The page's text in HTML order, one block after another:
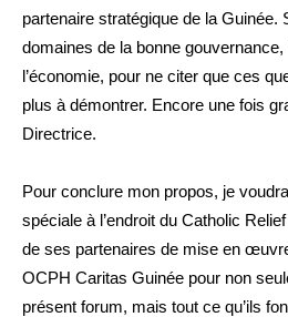
partenaire stratégique de la Guinée.
domaines de la bonne
l’économie, pour ne citer que ces
plus à démontrer. Encore une fois
Directrice.
Pour conclure mon propos, je
spéciale à l’endroit du Catholic
de ses partenaires de mise en
OCPH Caritas Guinée pour non
présent forum, mais tout ce qu’ils